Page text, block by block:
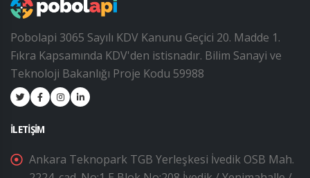
Pobolapi 3065 Sayılı KDV Kanunu Geçici 20. Madde 1.
Fıkra Kapsamında KDV'den istisnadır. Bilim Sanayi ve
Teknoloji Bakanlığı Proje Kodu 59988
İLETIŞIM
Ankara Teknopark TGB Yerleşkesi İvedik OSB Mah.